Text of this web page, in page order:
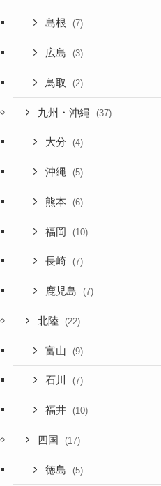
島根 (7)
広島 (3)
鳥取 (2)
九州・沖縄 (37)
大分 (4)
沖縄 (5)
熊本 (6)
福岡 (10)
長崎 (7)
鹿児島 (7)
北陸 (22)
富山 (9)
石川 (7)
福井 (10)
四国 (17)
徳島 (5)